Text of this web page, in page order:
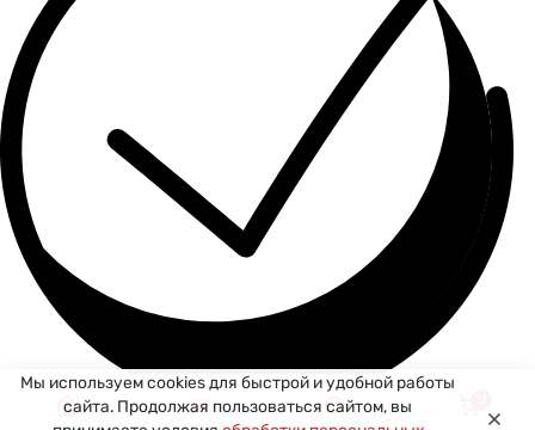
Мы используем cookies для быстрой и удобной работы
сайта. Продолжая пользоваться сайтом, вы
Спасибо за ваше сообщение! Мы свяжемся с вами в